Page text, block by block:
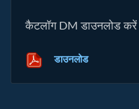
कैटलॉग DM डाउनलोड करें
डाउनलोड